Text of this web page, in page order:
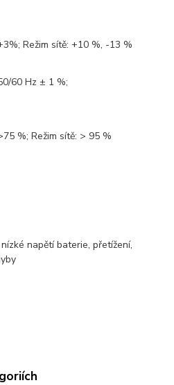
Režim sítě: +10 %, -13 %
60 Hz ± 1 %;
%; Režim sítě: > 95 %
napětí baterie, přetížení,